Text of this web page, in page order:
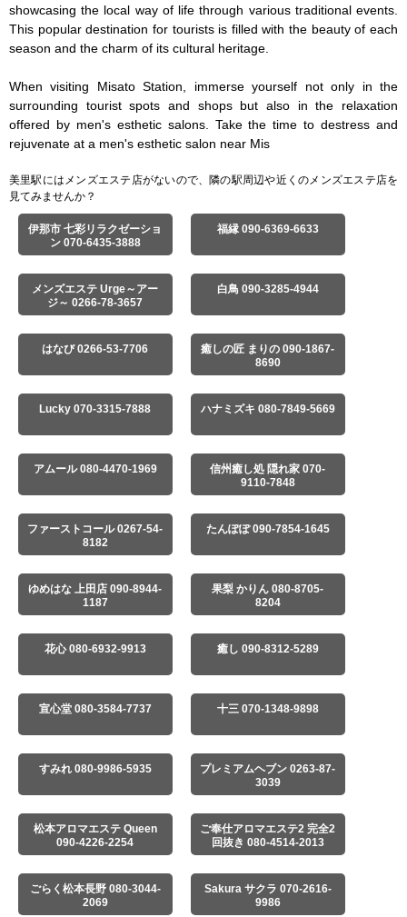
showcasing the local way of life through various traditional events.
This popular destination for tourists is filled with the beauty of each
season and the charm of its cultural heritage.
When visiting Misato Station, immerse yourself not only in the
surrounding tourist spots and shops but also in the relaxation
offered by men's esthetic salons. Take the time to destress and
rejuvenate at a men's esthetic salon near Mis
美里駅にはメンズエステ店がないので、隣の駅周辺や近くのメンズエステ店を
見てみませんか？
伊那市 七彩リラクゼーショ
ン 070-6435-3888
福縁 090-6369-6633
メンズエステ Urge～アー
ジ～ 0266-78-3657
白鳥 090-3285-4944
はなび 0266-53-7706
癒しの匠 まりの 090-1867-
8690
Lucky 070-3315-7888 ハナミズキ 080-7849-5669
アムール 080-4470-1969
信州癒し処 隠れ家 070-
9110-7848
ファーストコール 0267-54-
8182
たんぽぽ 090-7854-1645
ゆめはな 上田店 090-8944-
1187
果梨 かりん 080-8705-
8204
花心 080-6932-9913 癒し 090-8312-5289
宣心堂 080-3584-7737 十三 070-1348-9898
すみれ 080-9986-5935
プレミアムヘブン 0263-87-
3039
松本アロマエステ Queen
090-4226-2254
ご奉仕アロマエステ2 完全2
回抜き 080-4514-2013
ごらく松本長野 080-3044-
2069
Sakura サクラ 070-2616-
9986